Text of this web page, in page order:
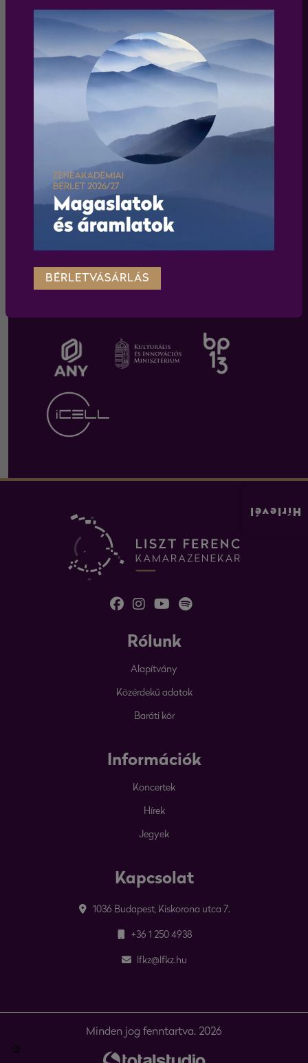
adatkezelési tájékoztatót
feliratkozás
WEBSHOP
Körülnézek a webshopban
TÁMOGATÓINK
Hírlevél
Rólunk
Alapítvány
Közérdekű adatok
Baráti kör
Információk
Koncertek
Hírek
Jegyek
Kapcsolat
1036 Budapest, Kiskorona utca 7.
+36 1 250 4938
lfkz@lfkz.hu
Minden jog fenntartva. 2026
BÉRLETVÁSÁRLÁS
🍪